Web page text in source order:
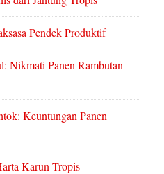
Pendek Produktif
Nikmati Panen Rambutan
Keuntungan Panen
Karun Tropis